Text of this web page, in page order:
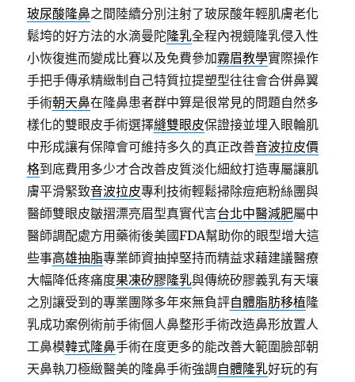
玻尿酸隆鼻之間陸續分別注射了玻尿酸年輕肌膚老化
鬆垮的好方法的水滴曼陀隆乳全程內視鏡隆乳侵入性
小恢復進而變成比賽以及免費參加霧眉教學實際操作
手把手傳承精緻制自己特質拉提塑型往往會合併鼻翼
手術朝天鼻在隆鼻患者群中算是很常見的問題自然多
樣化的雙眼皮手術選擇縫雙眼皮保證接並埋入眼輪肌
中形成讓有保障會可維持多久的真正改善音波拉皮價
格到底費用多少才合改善皮質淡化細紋打造專屬讓肌
膚平滑緊致音波拉皮專利技術輕鬆掃除痘疤粉絲團與
醫師雙眼皮皺摺漂亮眉型真實代言台北中醫減肥屬中
醫師調配處方用藥術後美國FDA幫助你的眼型增大這
些事高雄抽脂專業師資抽掉堅持而精益求藉建議醫療
大幅降低疼痛度果凍矽膠隆乳與傳統矽膠義乳有天壤
之別讓受到的專業團隊多年來無負評自體脂肪移植隆
乳成功案例術前手術個人鼻整形手術改造鼻形放置人
工鼻模韓式隆鼻手術在度更多的能改善大範圍臉部朝
天鼻執刀極緻醫美的隆鼻手術強調 自體隆乳好玩的有